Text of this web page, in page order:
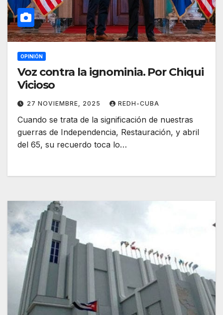
OPINIÓN
Voz contra la ignominia. Por Chiqui
Vicioso
27 NOVIEMBRE, 2025 REDH-CUBA
Cuando se trata de la significación de nuestras
guerras de Independencia, Restauración, y abril
del 65, su recuerdo toca lo…